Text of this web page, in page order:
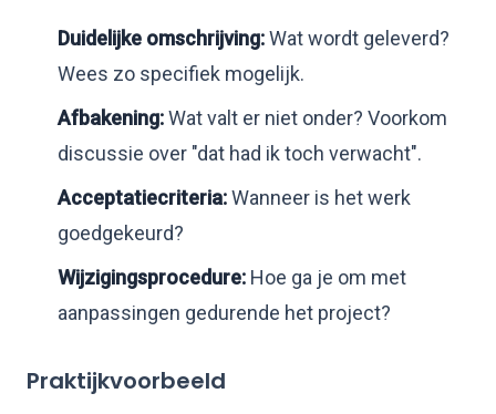
Duidelijke omschrijving:Wat wordt geleverd?
Wees zo specifiek mogelijk.
Afbakening:Wat valt er niet onder? Voorkom
discussie over "dat had ik toch verwacht".
Acceptatiecriteria:Wanneer is het werk
goedgekeurd?
Wijzigingsprocedure: Hoe ga je om met
aanpassingen gedurende het project?
Praktijkvoorbeeld